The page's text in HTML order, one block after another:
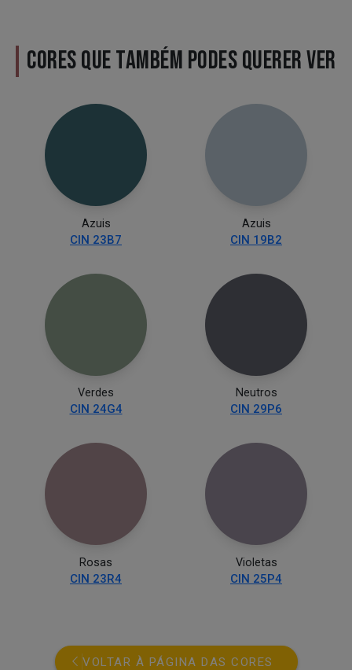
CORES QUE TAMBÉM PODES QUERER VER
Azuis
CIN 23B7
Azuis
CIN 19B2
Verdes
CIN 24G4
Neutros
CIN 29P6
Rosas
CIN 23R4
Violetas
CIN 25P4
VOLTAR À PÁGINA DAS CORES